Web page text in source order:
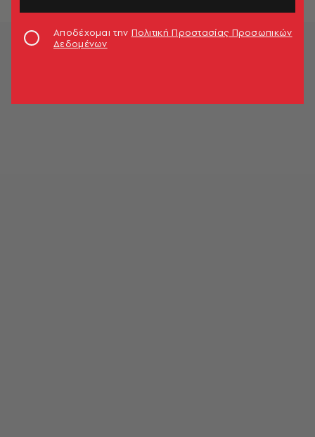
Αποδέχομαι την Πολιτική Προστασίας Προσωπικών
Δεδομένων